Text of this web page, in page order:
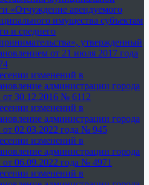
«Отчуждение арендуемого
имущества субъектам
и среднего
утвержденный
от 21 июля 2017 года
изменений в
администрации города
от 30.12.2016 № 6112
изменений в
администрации города
02.03.2022 года № 945
изменений в
администрации города
06.09.2022 года № 4971
изменений в